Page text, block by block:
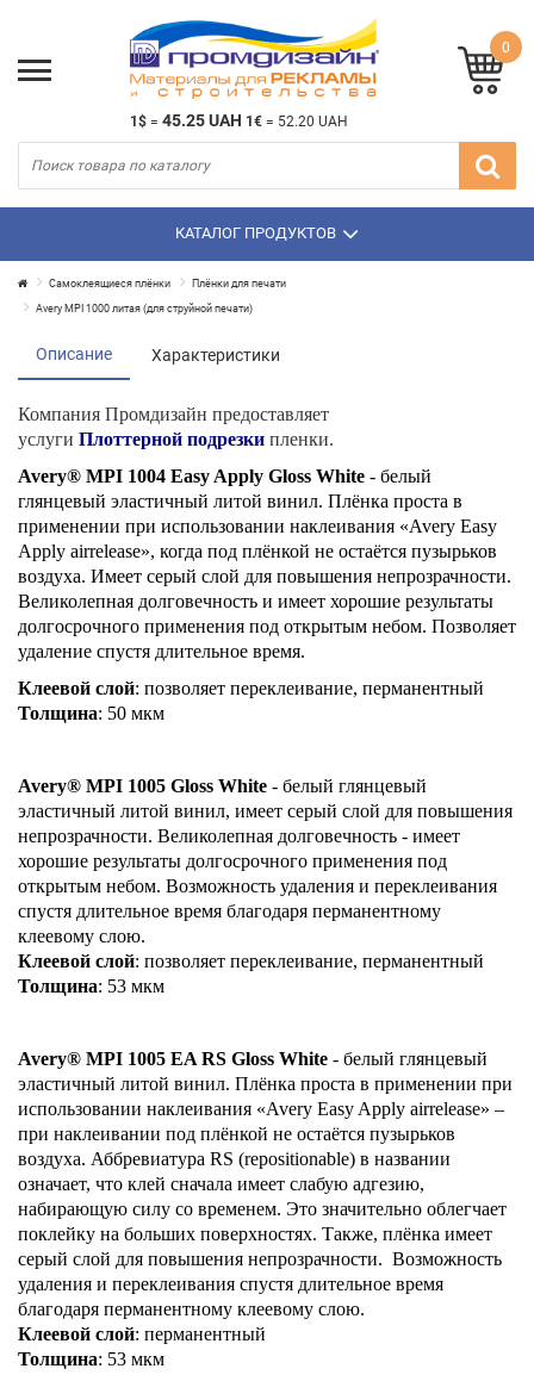
1$ = 45.25 UAH 1€ = 52.20 UAH
0
КАТАЛОГ ПРОДУКТОВ
Самоклеящиеся плёнки Плёнки для печати
Avery MPI 1000 литая (для струйной печати)
Описание Характеристики
Компания Промдизайн предоставляет
услуги Плоттерной подрезки пленки.
Avery® MPI 1004 Easy Apply Gloss White - белый
глянцевый эластичный литой винил. Плёнка проста в
применении при использовании наклеивания «Avery Easy
Apply airrelease», когда под плёнкой не остаётся пузырьков
воздуха. Имеет серый слой для повышения непрозрачности.
Великолепная долговечность и имеет хорошие результаты
долгосрочного применения под открытым небом. Позволяет
удаление спустя длительное время.
Клеевой слой: позволяет переклеивание, перманентный
Толщина: 50 мкм
Avery® MPI 1005 Gloss White - белый глянцевый
эластичный литой винил, имеет серый слой для повышения
непрозрачности. Великолепная долговечность - имеет
хорошие результаты долгосрочного применения под
открытым небом. Возможность удаления и переклеивания
спустя длительное время благодаря перманентному
клеевому слою.
Клеевой слой: позволяет переклеивание, перманентный
Толщина: 53 мкм
Avery® MPI 1005 EA RS Gloss White - белый глянцевый
эластичный литой винил. Плёнка проста в применении при
использовании наклеивания «Avery Easy Apply airrelease» –
при наклеивании под плёнкой не остаётся пузырьков
воздуха. Аббревиатура RS (repositionable) в названии
означает, что клей сначала имеет слабую адгезию,
набирающую силу со временем. Это значительно облегчает
поклейку на больших поверхностях. Также, плёнка имеет
серый слой для повышения непрозрачности. Возможность
удаления и переклеивания спустя длительное время
благодаря перманентному клеевому слою.
Клеевой слой: перманентный
Толщина: 53 мкм